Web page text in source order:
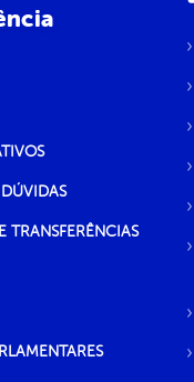
TRANSFERÊNCIAS